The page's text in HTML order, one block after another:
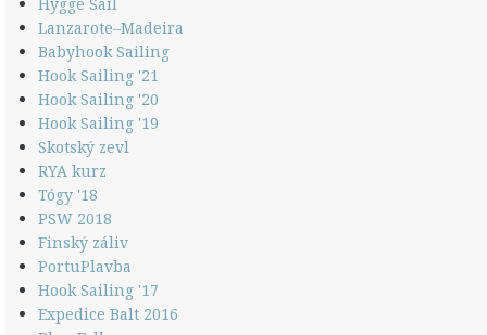
Hygge Sail
Lanzarote–Madeira
Babyhook Sailing
Hook Sailing '21
Hook Sailing '20
Hook Sailing '19
Skotský zevl
RYA kurz
Tógy '18
PSW 2018
Finský záliv
PortuPlavba
Hook Sailing '17
Expedice Balt 2016